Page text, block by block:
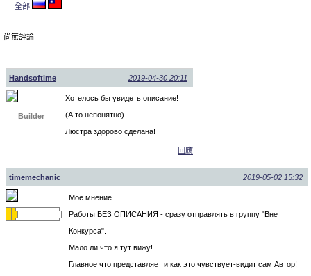
全部
尚無評論
Handsoftime 2019-04-30 20:11
Builder
Хотелось бы увидеть описание!
(А то непонятно)
Люстра здорово сделана!
回應
timemechanic 2019-05-02 15:32
Моё мнение.
Работы БЕЗ ОПИСАНИЯ - сразу отправлять в группу "Вне
Конкурса".
Мало ли что я тут вижу!
Главное что представляет и как это чувствует-видит сам Автор!